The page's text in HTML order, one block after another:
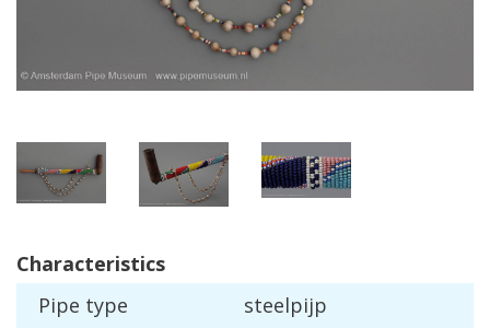
Characteristics
Pipe type
steelpijp